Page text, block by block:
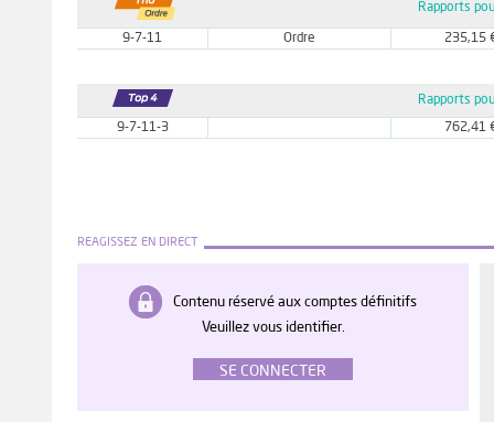
Rapports
9-7-11 Ordre 235,15
Rapports
9-7-11-3 762,41
REAGISSEZ EN DIRECT
Contenu réservé aux comptes définitifs
Veuillez vous identifier.
SE CONNECTER